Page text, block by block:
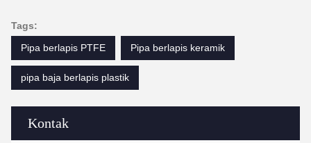
Kontak
Tags:
Pipa berlapis PTFE
Pipa berlapis keramik
pipa baja berlapis plastik